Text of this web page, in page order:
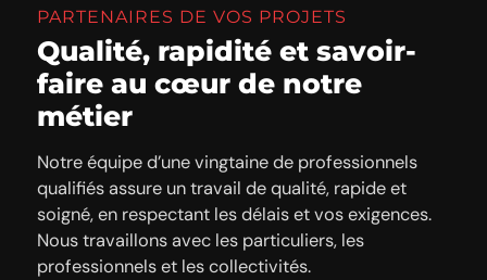
PARTENAIRES DE VOS PROJETS
Qualité, rapidité et savoir-
faire au cœur de notre
métier
Notre équipe d’une vingtaine de professionnels
qualifiés assure un travail de qualité, rapide et
soigné, en respectant les délais et vos exigences.
Nous travaillons avec les particuliers, les
professionnels et les collectivités.